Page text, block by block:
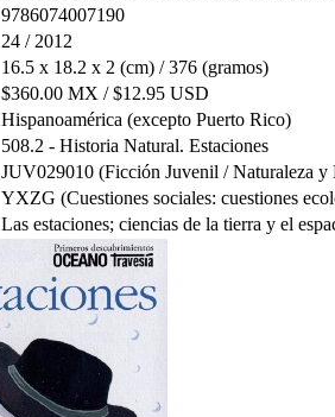
9786074007190
24 / 2012
16.5 x 18.2 x 2 (cm) / 376 (gramos)
$360.00 MX / $12.95 USD
Hispanoamérica (excepto Puerto Rico)
508.2 - Historia Natural. Estaciones
JUV029010 (Ficción Juvenil / Naturaleza
YXZG (Cuestiones sociales: cuestiones
Las estaciones; ciencias de la tierra y el